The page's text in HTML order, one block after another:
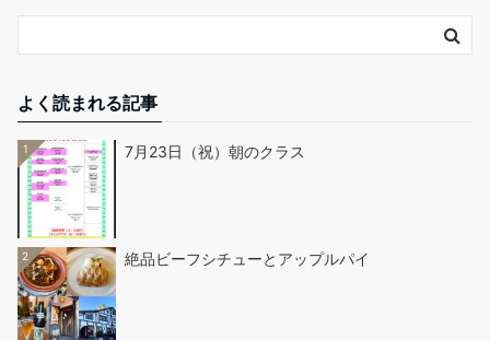
よく読まれる記事
1 7月23日（祝）朝のクラス
2 絶品ビーフシチューとアップルパイ